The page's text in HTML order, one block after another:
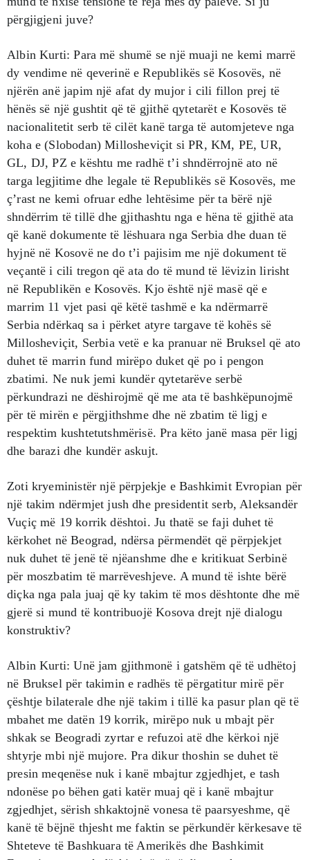
përgjigjeni juve?
Albin Kurti: Para më shumë se një muaji ne kemi marrë
dy vendime në qeverinë e Republikës së Kosovës, në
njërën anë japim një afat dy mujor i cili fillon prej të
hënës së një gushtit që të gjithë qytetarët e Kosovës të
nacionalitetit serb të cilët kanë targa të automjeteve nga
koha e (Slobodan) Millosheviçit si PR, KM, PE, UR,
GL, DJ, PZ e kështu me radhë t’i shndërrojnë ato në
targa legjitime dhe legale të Republikës së Kosovës, me
ç’rast ne kemi ofruar edhe lehtësime për ta bërë një
shndërrim të tillë dhe gjithashtu nga e hëna të gjithë ata
që kanë dokumente të lëshuara nga Serbia dhe duan të
hyjnë në Kosovë ne do t’i pajisim me një dokument të
veçantë i cili tregon që ata do të mund të lëvizin lirisht
në Republikën e Kosovës. Kjo është një masë që e
marrim 11 vjet pasi që këtë tashmë e ka ndërmarrë
Serbia ndërkaq sa i përket atyre targave të kohës së
Millosheviçit, Serbia vetë e ka pranuar në Bruksel që ato
duhet të marrin fund mirëpo duket që po i pengon
zbatimi. Ne nuk jemi kundër qytetarëve serbë
përkundrazi ne dëshirojmë që me ata të bashkëpunojmë
për të mirën e përgjithshme dhe në zbatim të ligj e
respektim kushtetutshmërisë. Pra këto janë masa për ligj
dhe barazi dhe kundër askujt.
Zoti kryeministër një përpjekje e Bashkimit Evropian për
një takim ndërmjet jush dhe presidentit serb, Aleksandër
Vuçiç më 19 korrik dështoi. Ju thatë se faji duhet të
kërkohet në Beograd, ndërsa përmendët që përpjekjet
nuk duhet të jenë të njëanshme dhe e kritikuat Serbinë
për moszbatim të marrëveshjeve. A mund të ishte bërë
diçka nga pala juaj që ky takim të mos dështonte dhe më
gjerë si mund të kontribuojë Kosova drejt një dialogu
konstruktiv?
Albin Kurti: Unë jam gjithmonë i gatshëm që të udhëtoj
në Bruksel për takimin e radhës të përgatitur mirë për
çështje bilaterale dhe një takim i tillë ka pasur plan që të
mbahet me datën 19 korrik, mirëpo nuk u mbajt për
shkak se Beogradi zyrtar e refuzoi atë dhe kërkoi një
shtyrje mbi një mujore. Pra dikur thoshin se duhet të
presin meqenëse nuk i kanë mbajtur zgjedhjet, e tash
ndonëse po bëhen gati katër muaj që i kanë mbajtur
zgjedhjet, sërish shkaktojnë vonesa të paarsyeshme, që
kanë të bëjnë thjesht me faktin se përkundër kërkesave të
Shteteve të Bashkuara të Amerikës dhe Bashkimit